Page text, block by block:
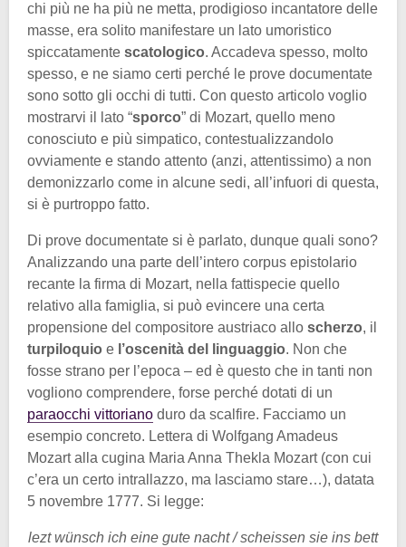
chi più ne ha più ne metta, prodigioso incantatore delle
masse, era solito manifestare un lato umoristico
spiccatamente scatologico. Accadeva spesso, molto
spesso, e ne siamo certi perché le prove documentate
sono sotto gli occhi di tutti. Con questo articolo voglio
mostrarvi il lato “sporco” di Mozart, quello meno
conosciuto e più simpatico, contestualizzandolo
ovviamente e stando attento (anzi, attentissimo) a non
demonizzarlo come in alcune sedi, all’infuori di questa,
si è purtroppo fatto.
Di prove documentate si è parlato, dunque quali sono?
Analizzando una parte dell’intero corpus epistolario
recante la firma di Mozart, nella fattispecie quello
relativo alla famiglia, si può evincere una certa
propensione del compositore austriaco allo scherzo, il
turpiloquio e l’oscenità del linguaggio. Non che
fosse strano per l’epoca – ed è questo che in tanti non
vogliono comprendere, forse perché dotati di un
paraocchi vittoriano duro da scalfire. Facciamo un
esempio concreto. Lettera di Wolfgang Amadeus
Mozart alla cugina Maria Anna Thekla Mozart (con cui
c’era un certo intrallazzo, ma lasciamo stare…), datata
5 novembre 1777. Si legge:
lezt wünsch ich eine gute nacht / scheissen sie ins bett